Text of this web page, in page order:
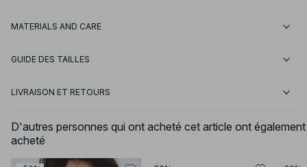
MATERIALS AND CARE
GUIDE DES TAILLES
LIVRAISON ET RETOURS
D'autres personnes qui ont acheté cet article ont également
acheté